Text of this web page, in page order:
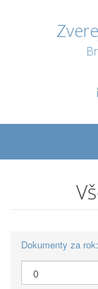
Dokumenty za rok: